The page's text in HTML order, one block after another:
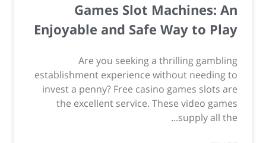
Games Slot Machines: An
Enjoyable and Safe Way to Play
Are you seeking a thrilling gambling
establishment experience without needing to
invest a penny? Free casino games slots are
the excellent service. These video games
supply all the...